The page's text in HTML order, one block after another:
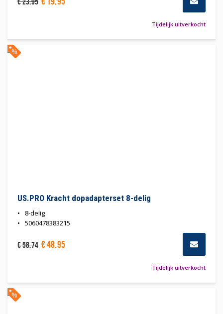
Tijdelijk uitverkocht
US.PRO Kracht dopadapterset 8-delig
8-delig
5060478383215
€58,74 €48,95
Tijdelijk uitverkocht
%
%